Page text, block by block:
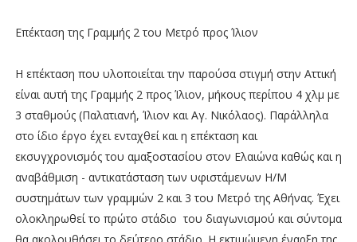
Επέκταση της Γραμμής 2 του Μετρό προς Ίλιον
Η επέκταση που υλοποιείται την παρούσα στιγμή στην Αττική
είναι αυτή της Γραμμής 2 προς Ίλιον, μήκους περίπου 4 χλμ με
3 σταθμούς (Παλατιανή, Ίλιον και Αγ. Νικόλαος). Παράλληλα
στο ίδιο έργο έχει ενταχθεί και η επέκταση και
εκσυγχρονισμός του αμαξοστασίου στον Ελαιώνα καθώς και η
αναβάθμιση - αντικατάσταση των υφιστάμενων Η/Μ
συστημάτων των γραμμών 2 και 3 του Μετρό της Αθήνας. Έχει
ολοκληρωθεί το πρώτο στάδιο του διαγωνισμού και σύντομα
θα ακολουθήσει το δεύτερο στάδιο. Η εκτιμώμενη έναρξη της